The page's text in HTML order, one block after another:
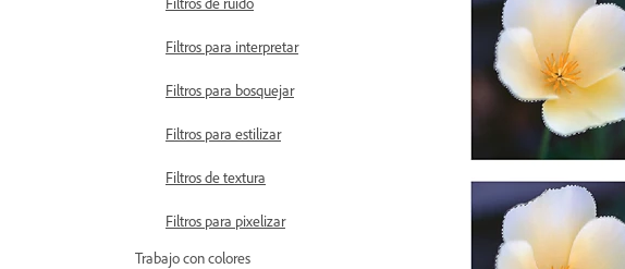
Filtros para interpretar
Filtros para bosquejar
Filtros para estilizar
Filtros de textura
Filtros para pixelizar
Trabajo con colores